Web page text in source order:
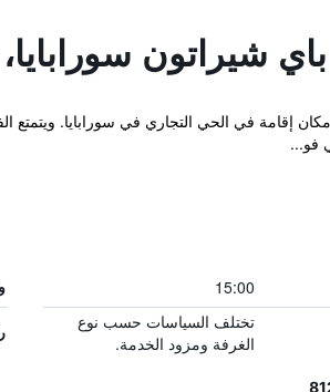
شيراتون سورابايا،
إقامة في الحي التجاري في سورابايا.
فو...
15:00
تختلف السياسات حسب نوع
الغرفة ومزود الخدمة.